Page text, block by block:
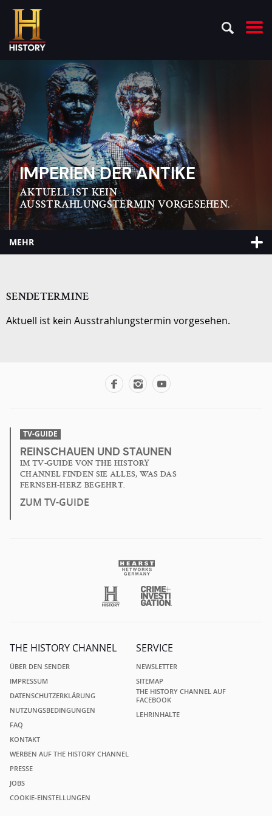
IMPERIEN DER ANTIKE
AKTUELL IST KEIN
AUSSTRAHLUNGSTERMIN VORGESEHEN.
MEHR
SENDETERMINE
Aktuell ist kein Ausstrahlungstermin vorgesehen.
TV-GUIDE
REINSCHAUEN UND STAUNEN
IM TV-GUIDE VON THE HISTORY
CHANNEL FINDEN SIE ALLES, WAS DAS
FERNSEH-HERZ BEGEHRT.
ZUM TV-GUIDE
THE HISTORY CHANNEL
ÜBER DEN SENDER
IMPRESSUM
DATENSCHUTZERKLÄRUNG
NUTZUNGSBEDINGUNGEN
FAQ
KONTAKT
WERBEN AUF THE HISTORY CHANNEL
PRESSE
JOBS
COOKIE-EINSTELLUNGEN
SERVICE
NEWSLETTER
SITEMAP
THE HISTORY CHANNEL AUF
FACEBOOK
LEHRINHALTE